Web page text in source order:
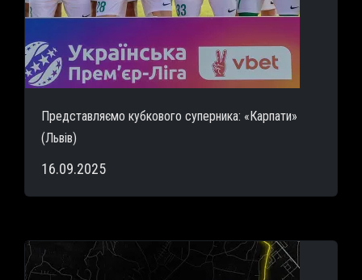
Представляємо кубкового суперника: «Карпати»
(Львів)
16.09.2025